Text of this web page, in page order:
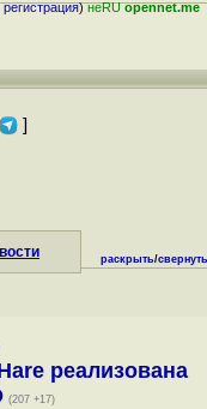
регистрация)неRUopennet.me
]
раскрыть/свернуть
реализована
(207 +17)